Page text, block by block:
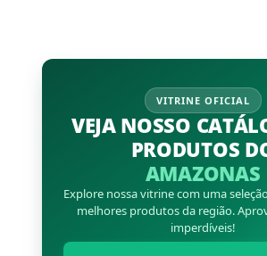
VITRINE OFICIAL
VEJA NOSSO
PRODUTOS
AMAZONAS
Explore nossa vitrine com uma
melhores produtos da região.
imperdíveis!